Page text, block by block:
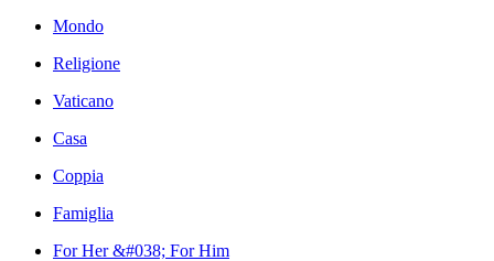
Mondo
Religione
Vaticano
Casa
Coppia
Famiglia
For Her &#038; For Him